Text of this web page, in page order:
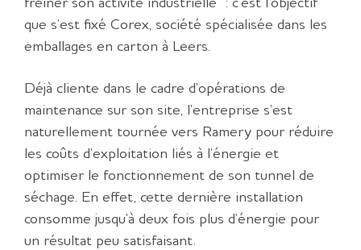
freiner son activité industrielle : c’est l’objectif
que s’est fixé Corex, société spécialisée dans les
emballages en carton à Leers.
Déjà cliente dans le cadre d’opérations de
maintenance sur son site, l’entreprise s’est
naturellement tournée vers Ramery pour réduire
les coûts d’exploitation liés à l’énergie et
optimiser le fonctionnement de son tunnel de
séchage. En effet, cette dernière installation
consomme jusqu’à deux fois plus d’énergie pour
un résultat peu satisfaisant.